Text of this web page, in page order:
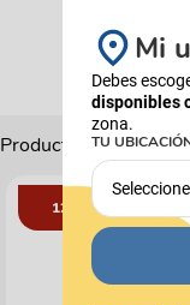
Productos
12%
Mi
Debes
disponibles
zona.
TU
Seleccione